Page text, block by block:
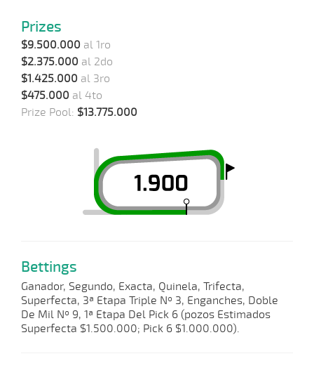
Prizes
$9.500.000 al 1ro
$2.375.000 al 2do
$1.425.000 al 3ro
$475.000 al 4to
Prize Pool: $13.775.000
Bettings
Ganador, Segundo, Exacta, Quinela, Trifecta,
Superfecta, 3ª Etapa Triple Nº 3, Enganches, Doble
De Mil Nº 9, 1ª Etapa Del Pick 6 (pozos Estimados
Superfecta $1.500.000; Pick 6 $1.000.000).